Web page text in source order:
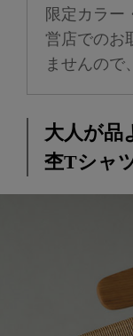
限定カラー
営店でのお
ませんので
大人が品
杢Tシャ